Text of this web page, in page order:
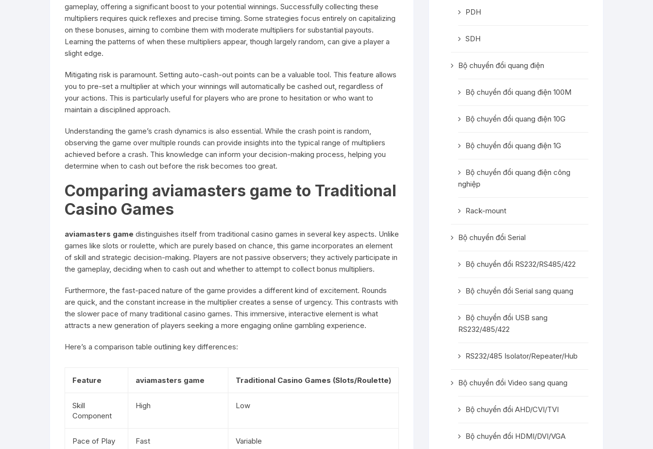
gameplay, offering a significant boost to your potential winnings. Successfully collecting these
multipliers requires quick reflexes and precise timing. Some strategies focus entirely on capitalizing
on these bonuses, aiming to combine them with moderate multipliers for substantial payouts.
Learning the patterns of when these multipliers appear, though largely random, can give a player a
slight edge.
Mitigating risk is paramount. Setting auto-cash-out points can be a valuable tool. This feature allows
you to pre-set a multiplier at which your winnings will automatically be cashed out, regardless of
your actions. This is particularly useful for players who are prone to hesitation or who want to
maintain a disciplined approach.
Understanding the game’s crash dynamics is also essential. While the crash point is random,
observing the game over multiple rounds can provide insights into the typical range of multipliers
achieved before a crash. This knowledge can inform your decision-making process, helping you
determine when to cash out before the risk becomes too great.
Comparing aviamasters game to Traditional
Casino Games
aviamasters game distinguishes itself from traditional casino games in several key aspects. Unlike
games like slots or roulette, which are purely based on chance, this game incorporates an element
of skill and strategic decision-making. Players are not passive observers; they actively participate in
the gameplay, deciding when to cash out and whether to attempt to collect bonus multipliers.
Furthermore, the fast-paced nature of the game provides a different kind of excitement. Rounds
are quick, and the constant increase in the multiplier creates a sense of urgency. This contrasts with
the slower pace of many traditional casino games. This immersive, interactive element is what
attracts a new generation of players seeking a more engaging online gambling experience.
Here’s a comparison table outlining key differences:
Feature aviamasters game Traditional Casino Games (Slots/Roulette)
Skill
Component
High Low
Pace of Play Fast Variable
PDH
SDH
Bộ chuyển đổi quang điện
Bộ chuyển đổi quang điện 100M
Bộ chuyển đổi quang điện 10G
Bộ chuyển đổi quang điện 1G
Bộ chuyển đổi quang điện công
nghiệp
Rack-mount
Bộ chuyển đổi Serial
Bộ chuyển đổi RS232/RS485/422
Bộ chuyển đổi Serial sang quang
Bộ chuyển đổi USB sang
RS232/485/422
RS232/485 Isolator/Repeater/Hub
Bộ chuyển đổi Video sang quang
Bộ chuyển đổi AHD/CVI/TVI
Bộ chuyển đổi HDMI/DVI/VGA